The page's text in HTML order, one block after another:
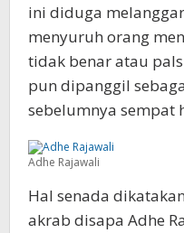
ini diduga
menyuruh orang
tidak benar atau
pun dipanggil
sebelumnya sempat
Adhe Rajawali
Hal senada
akrab disapa Adhe